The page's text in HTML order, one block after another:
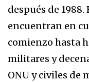
después de 1988.
encuentran en
comienzo hasta
militares y
ONU y civiles de